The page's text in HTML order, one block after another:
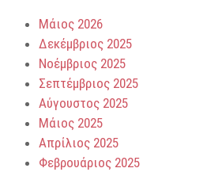
Μάιος 2026
Δεκέμβριος 2025
Νοέμβριος 2025
Σεπτέμβριος 2025
Αύγουστος 2025
Μάιος 2025
Απρίλιος 2025
Φεβρουάριος 2025